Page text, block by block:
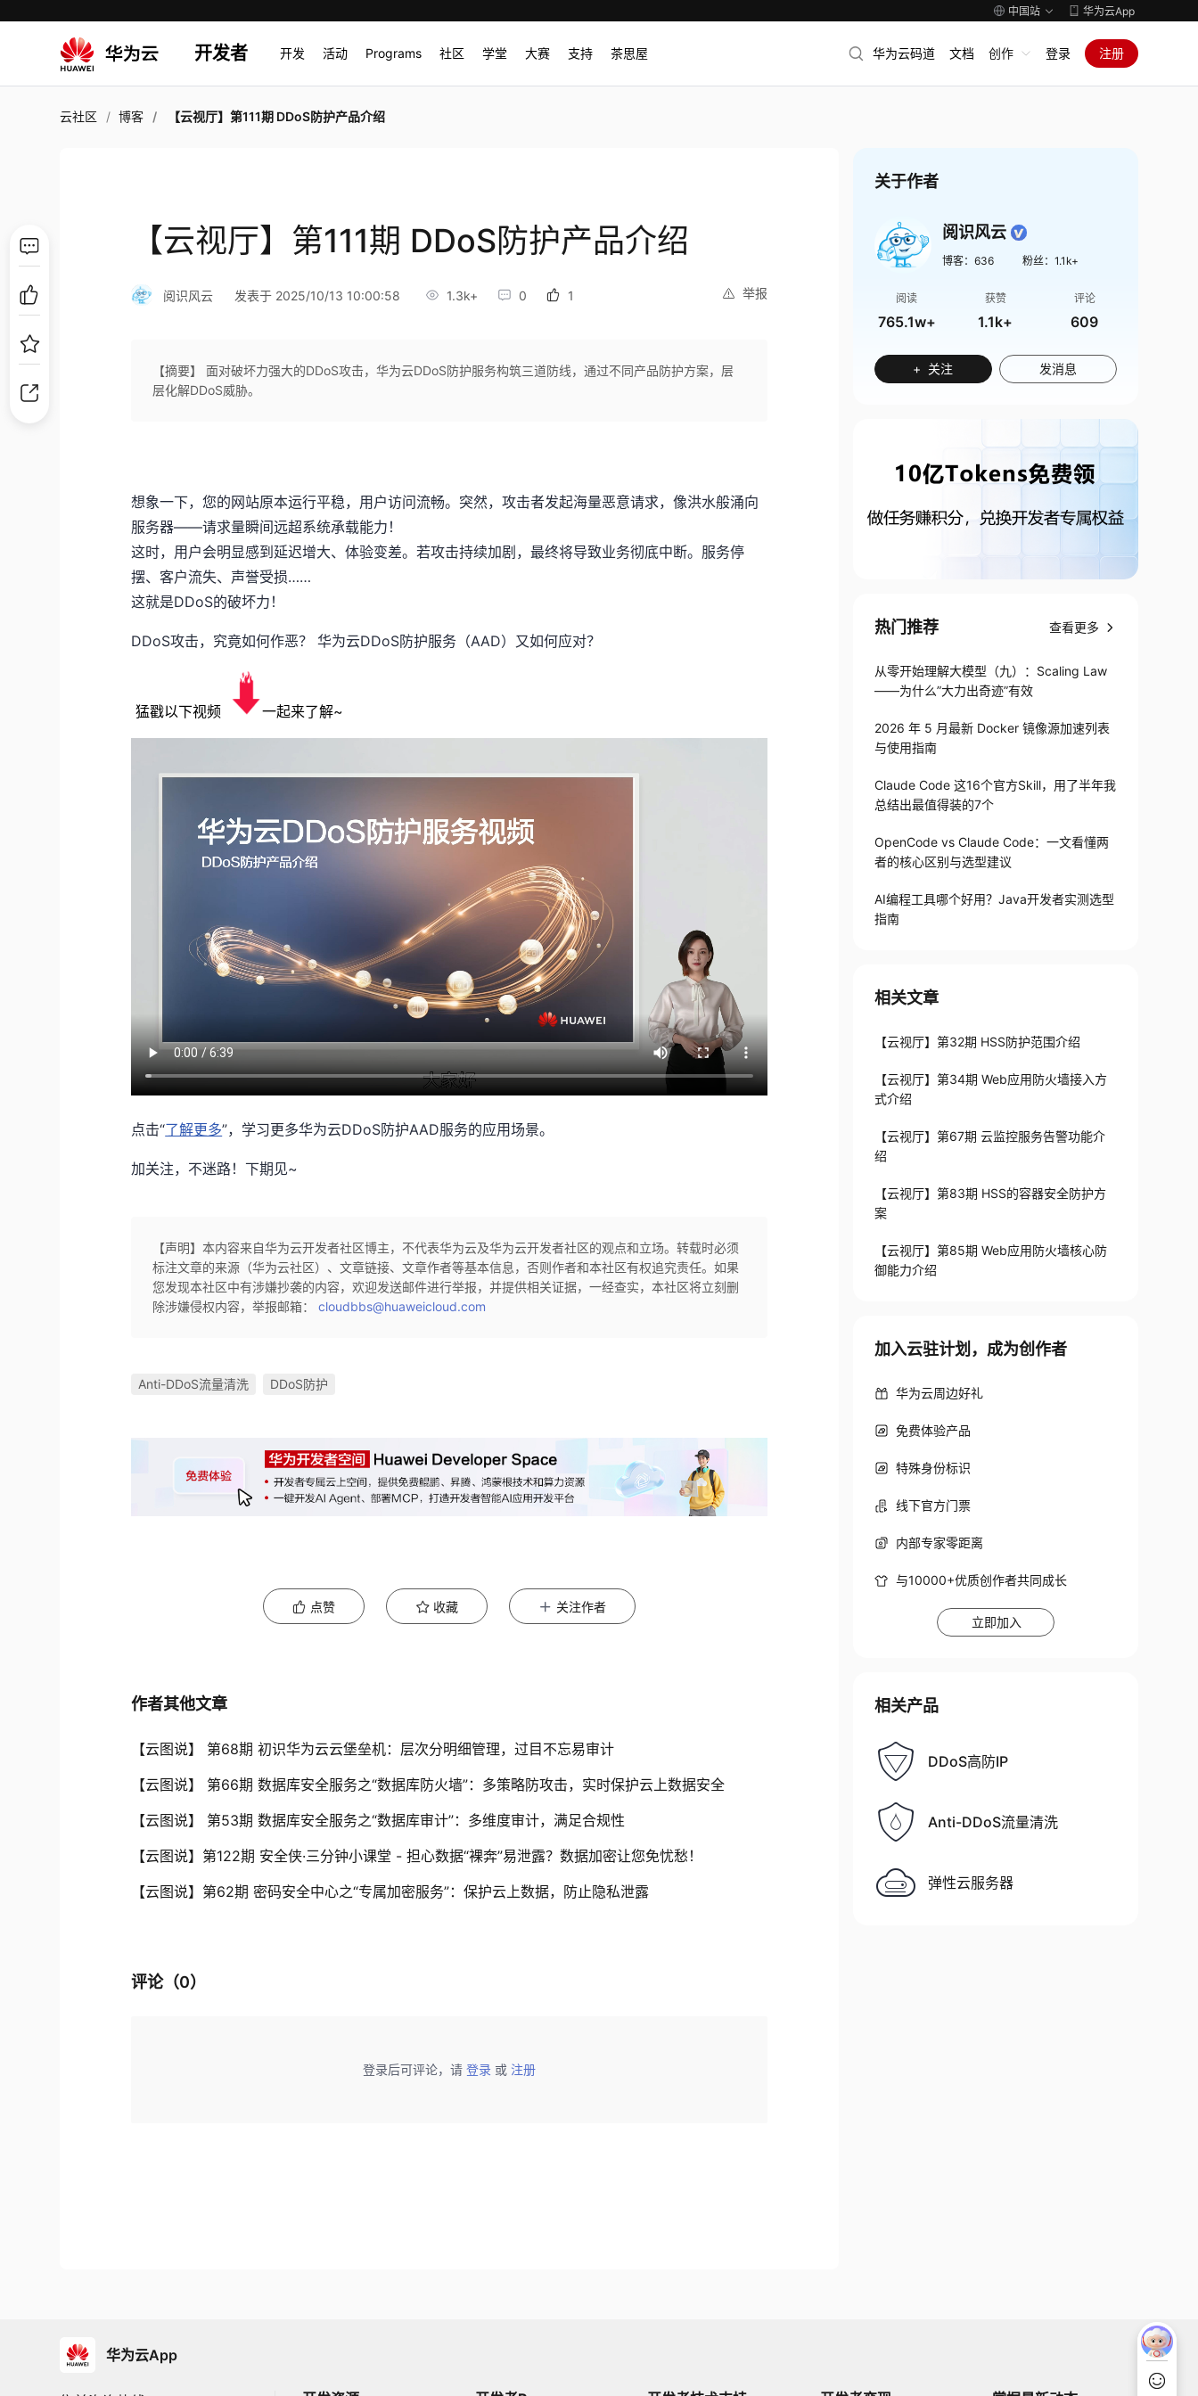
中国站 华为云App
开发者 开发 活动 Programs 社区 学堂 大赛 支持 茶思屋 华为云码道 文档 创作 登录 注册
云社区 博客 【云视厅】第111期 DDoS防护产品介绍
【云视厅】第111期 DDoS防护产品介绍
举报
阅识风云 发表于 2025/10/13 10:00:58 1.3k+ 0 1
【摘要】 面对破坏力强大的DDoS攻击，华为云DDoS防护服务构筑三道防线，通过不同产品防护方案，层
层化解DDoS威胁。
想象一下，您的网站原本运行平稳，用户访问流畅。突然，攻击者发起海量恶意请求，像洪水般涌向
服务器——请求量瞬间远超系统承载能力！
这时，用户会明显感到延迟增大、体验变差。若攻击持续加剧，最终将导致业务彻底中断。服务停
摆、客户流失、声誉受损……
这就是DDoS的破坏力！
DDoS攻击，究竟如何作恶？ 华为云DDoS防护服务（AAD）又如何应对？
猛戳以下视频 一起来了解~
点击“了解更多”，学习更多华为云DDoS防护AAD服务的应用场景。
加关注，不迷路！下期见~
【声明】本内容来自华为云开发者社区博主，不代表华为云及华为云开发者社区的观点和立场。转载时必须
标注文章的来源（华为云社区）、文章链接、文章作者等基本信息，否则作者和本社区有权追究责任。如果
您发现本社区中有涉嫌抄袭的内容，欢迎发送邮件进行举报，并提供相关证据，一经查实，本社区将立刻删
除涉嫌侵权内容，举报邮箱：cloudbbs@huaweicloud.com
Anti-DDoS流量清洗 DDoS防护
点赞 收藏 关注作者
作者其他文章
【云图说】 第68期 初识华为云云堡垒机：层次分明细管理，过目不忘易审计
【云图说】 第66期 数据库安全服务之“数据库防火墙”：多策略防攻击，实时保护云上数据安全
【云图说】 第53期 数据库安全服务之“数据库审计”：多维度审计，满足合规性
【云图说】第122期 安全侠·三分钟小课堂 - 担心数据“裸奔”易泄露？数据加密让您免忧愁！
【云图说】第62期 密码安全中心之“专属加密服务”：保护云上数据，防止隐私泄露
评论（0）
登录后可评论，请 登录 或 注册
关于作者
阅识风云
博客： 636 粉丝： 1.1k+
阅读
765.1w+
获赞
1.1k+
评论
609
+ 关注 发消息
热门推荐 查看更多
从零开始理解大模型（九）：Scaling Law
——为什么”大力出奇迹”有效
2026 年 5 月最新 Docker 镜像源加速列表
与使用指南
Claude Code 这16个官方Skill，用了半年我
总结出最值得装的7个
OpenCode vs Claude Code：一文看懂两
者的核心区别与选型建议
AI编程工具哪个好用？Java开发者实测选型
指南
相关文章
【云视厅】第32期 HSS防护范围介绍
【云视厅】第34期 Web应用防火墙接入方
式介绍
【云视厅】第67期 云监控服务告警功能介
绍
【云视厅】第83期 HSS的容器安全防护方
案
【云视厅】第85期 Web应用防火墙核心防
御能力介绍
加入云驻计划，成为创作者
华为云周边好礼
免费体验产品
特殊身份标识
线下官方门票
内部专家零距离
与10000+优质创作者共同成长
立即加入
相关产品
DDoS高防IP
Anti-DDoS流量清洗
弹性云服务器
华为云App